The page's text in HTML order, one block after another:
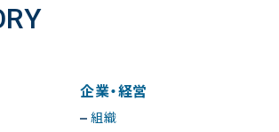
企業・経営
組織